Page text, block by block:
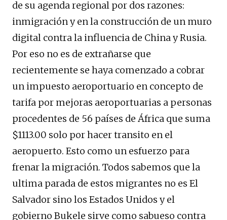
de su agenda regional por dos razones:
inmigración y en la construcción de un muro
digital contra la influencia de China y Rusia.
Por eso no es de extrañarse que
recientemente se haya comenzado a cobrar
un impuesto aeroportuario en concepto de
tarifa por mejoras aeroportuarias a personas
procedentes de 56 países de África que suma
$1113.00 solo por hacer transito en el
aeropuerto. Esto como un esfuerzo para
frenar la migración. Todos sabemos que la
ultima parada de estos migrantes no es El
Salvador sino los Estados Unidos y el
gobierno Bukele sirve como sabueso contra